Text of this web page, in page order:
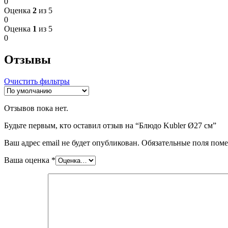
Оценка 2 из 5
0
Оценка 1 из 5
0
Отзывы
Очистить фильтры
Отзывов пока нет.
Будьте первым, кто оставил отзыв на “Блюдо Kubler Ø27 см”
Ваш адрес email не будет опубликован. Обязательные поля
Ваша оценка *